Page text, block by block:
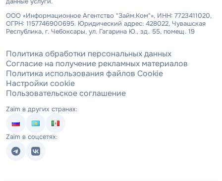
ООО «Информационное Агентство "Займ.Ком"», ИНН: 7723411020,
ОГРН: 1157746900695. Юридический адрес: 428022, Чувашская
Республика, г. Чебоксары, ул. Гагарина Ю., зд. 55, помещ. 19
Политика обработки персональных данных
Согласие на получение рекламных материалов
Политика использования файлов Cookie
Настройки cookie
Пользовательское соглашение
Zaim в других странах:
Zaim в соцсетях: